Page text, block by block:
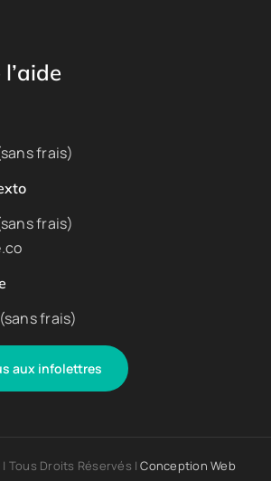
frais)
frais)
frais)
aux infolettres
Tous Droits Réservés |Conception Web